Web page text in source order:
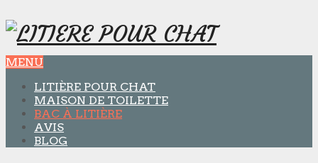
MENU
LITIÈRE POUR CHAT
MAISON DE TOILETTE
BAC À LITIÈRE
AVIS
BLOG